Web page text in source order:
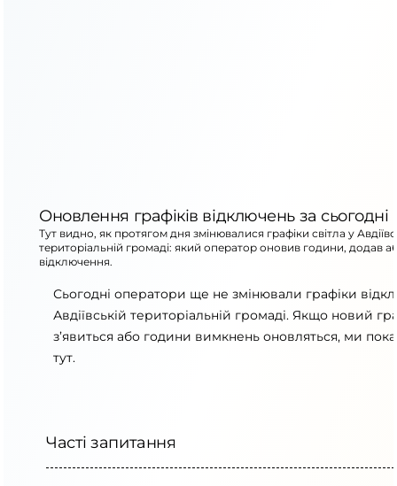
Оновлення графіків відключень за сьогодні
Тут видно, як протягом дня змінювалися графіки світла у
територіальній громаді: який оператор оновив години, додав
відключення.
Сьогодні оператори ще не змінювали графіки
Авдіївській територіальній громаді. Якщо новий
з’явиться або години вимкнень оновляться, ми
тут.
Часті запитання